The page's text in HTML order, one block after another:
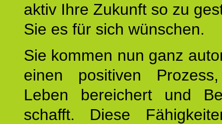
aktiv Ihre Zukunft so zu
Sie es für sich wünschen.
Sie kommen nun ganz
einen positiven
Leben bereichert und
schafft. Diese